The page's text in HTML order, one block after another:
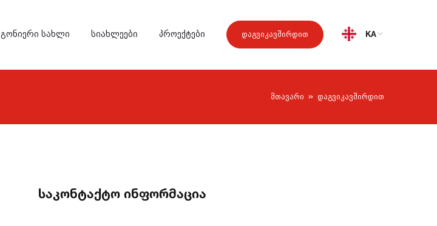
ᲒᲝᲜᲘᲔᲠᲘ ᲡᲐᲮᲚᲘ ᲡᲘᲐᲮᲚᲔᲔᲑᲘ ᲞᲠᲝᲔᲥᲢᲔᲑᲘ ᲓᲐᲒᲕᲘᲙᲐᲕᲨᲘᲠᲓᲘᲗ KA
მთავარი დაგვიკავშირდით
საკონტაქტო ინფორმაცია